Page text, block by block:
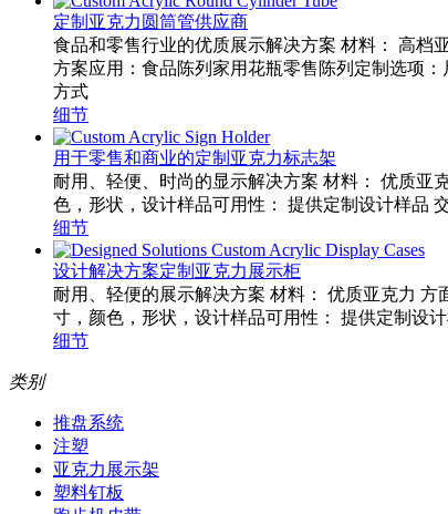
定制亚克力圆筒管供应商
食品和零售行业的优质展示解决方案 材料： 高档
方案应用：食品陈列家用花瓶零售陈列定制选项
方式
细节
用于零售和商业的定制亚克力标志架
耐用、轻便、时尚的显示解决方案 材料： 优质亚
色，形状，设计样品可用性： 提供定制设计样品
细节
设计解决方案定制亚克力展示柜
耐用、轻便的展示解决方案 材料： 优质亚克力
寸，颜色，形状，设计样品可用性： 提供定制设
细节
类别
推盘系统
注塑
亚克力展示架
塑料钉板